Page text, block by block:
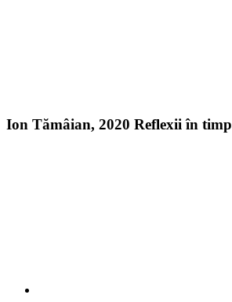
Ion Tămâian, 2020 Reflexii în timp